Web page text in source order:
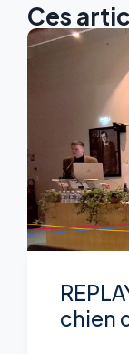
Ces
chien